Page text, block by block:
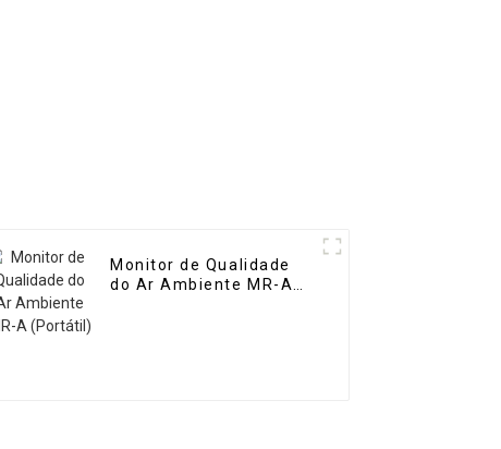
Monitor de Qualidade
do Ar Ambiente MR-A